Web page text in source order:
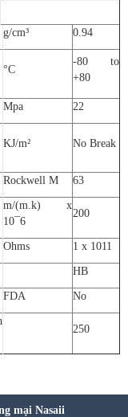
g/cm³ 0.94
°C
-80 to
+80
Mpa 22
KJ/m² No Break
Rockwell M 63
m/(m.k) x
10¯6
200
Ohms 1 x 1011
HB
FDA No
250
mại Nasaii